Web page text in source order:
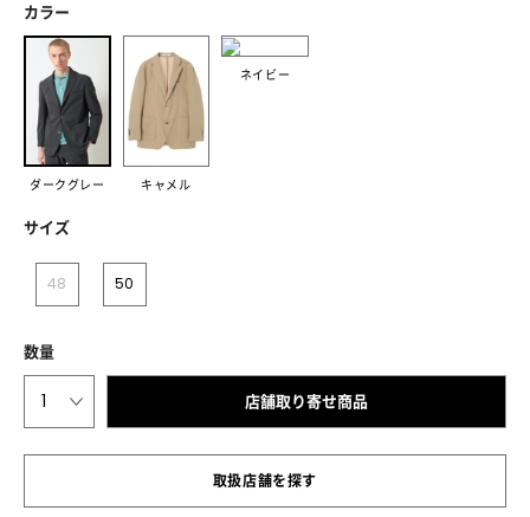
カラー
ダークグレー キャメル
ネイビー
サイズ
48 50
数量
1 店舗取り寄せ商品
取扱店舗を探す